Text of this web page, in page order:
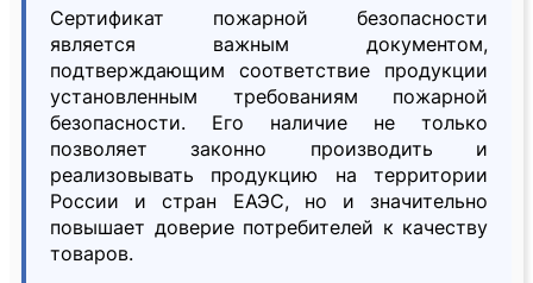
Сертификат пожарной безопасности
является важным документом,
подтверждающим соответствие продукции
установленным требованиям пожарной
безопасности. Его наличие не только
позволяет законно производить и
реализовывать продукцию на территории
России и стран ЕАЭС, но и значительно
повышает доверие потребителей к качеству
товаров.